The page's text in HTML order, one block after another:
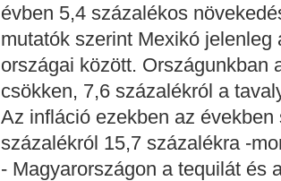
évben 5,4 százalékos
mutatók szerint Mexikó
országai között. Országunkban
csökken, 7,6 százalékról a
Az infláció ezekben az
százalékról 15,7 százalékra -
- Magyarországon a tequilát és